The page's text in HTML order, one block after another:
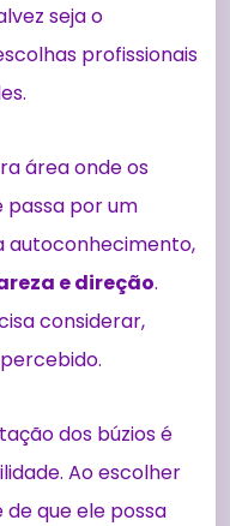
seja o
profissionais
área onde os
passa por um
autoconhecimento,
e direção.
considerar,
dos búzios é
Ao escolher
que ele possa